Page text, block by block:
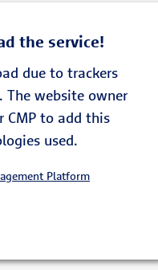
the service!
due to trackers
website owner
CMP to add this
used.
Platform